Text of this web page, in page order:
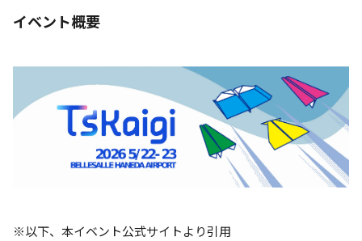
イベント概要
※以下、本イベント公式サイトより引用